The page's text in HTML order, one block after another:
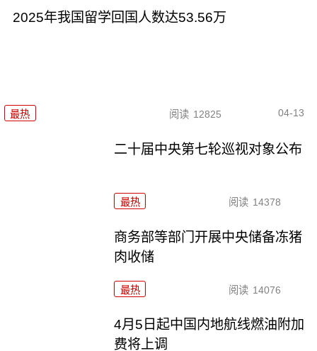
2025年我国留学回国人数达53.56万
最热 阅读 12825 04-13
二十届中央第七轮巡视对象公布
最热 阅读 14378
商务部等部门开展中央储备冻猪
肉收储
最热 阅读 14076
4月5日起中国内地航线燃油附加
费将上调